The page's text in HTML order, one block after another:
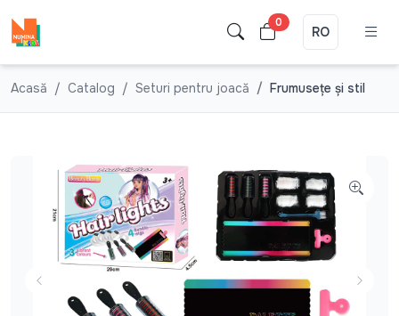
0
RO
Acasă Catalog Seturi pentru joacă Frumuseţe şi stil